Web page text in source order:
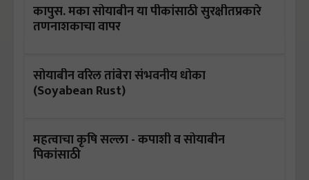
कापुस. मका सोयाबीन या पीकांसाठी सुरक्षीतप्रकारे
तणनाशकाचा वापर
सोयाबीन वरिल तांबेरा संभवनीय धोका
(Soyabean Rust)
महत्वाचा कृषि सल्ला - कपाशी व सोयाबीन
पिकांसाठी